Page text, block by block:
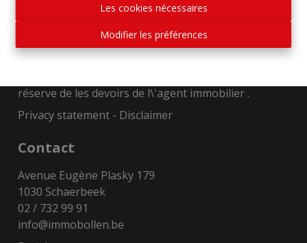
Les cookies nécessaires
Modifier les préférences
Institut professionnel des courtiers immobiliers,
réserve de les devoirs de l\'agent immobilier .
Privacy statement - Disclaimer
Contact
Avenue Eugène Plasky 179
1030 Schaerbeek
02 / 732 99 91
info@immobollen.be